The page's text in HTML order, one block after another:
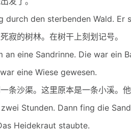
den sterbenden Wald. Er
的树林。在树干上刻划记号。
eine Sandrinne. Die war ein
eine Wiese gewesen.
沙渠。这里原本是一条小溪。他
Stunden. Dann fing die
Heidekraut staubte.